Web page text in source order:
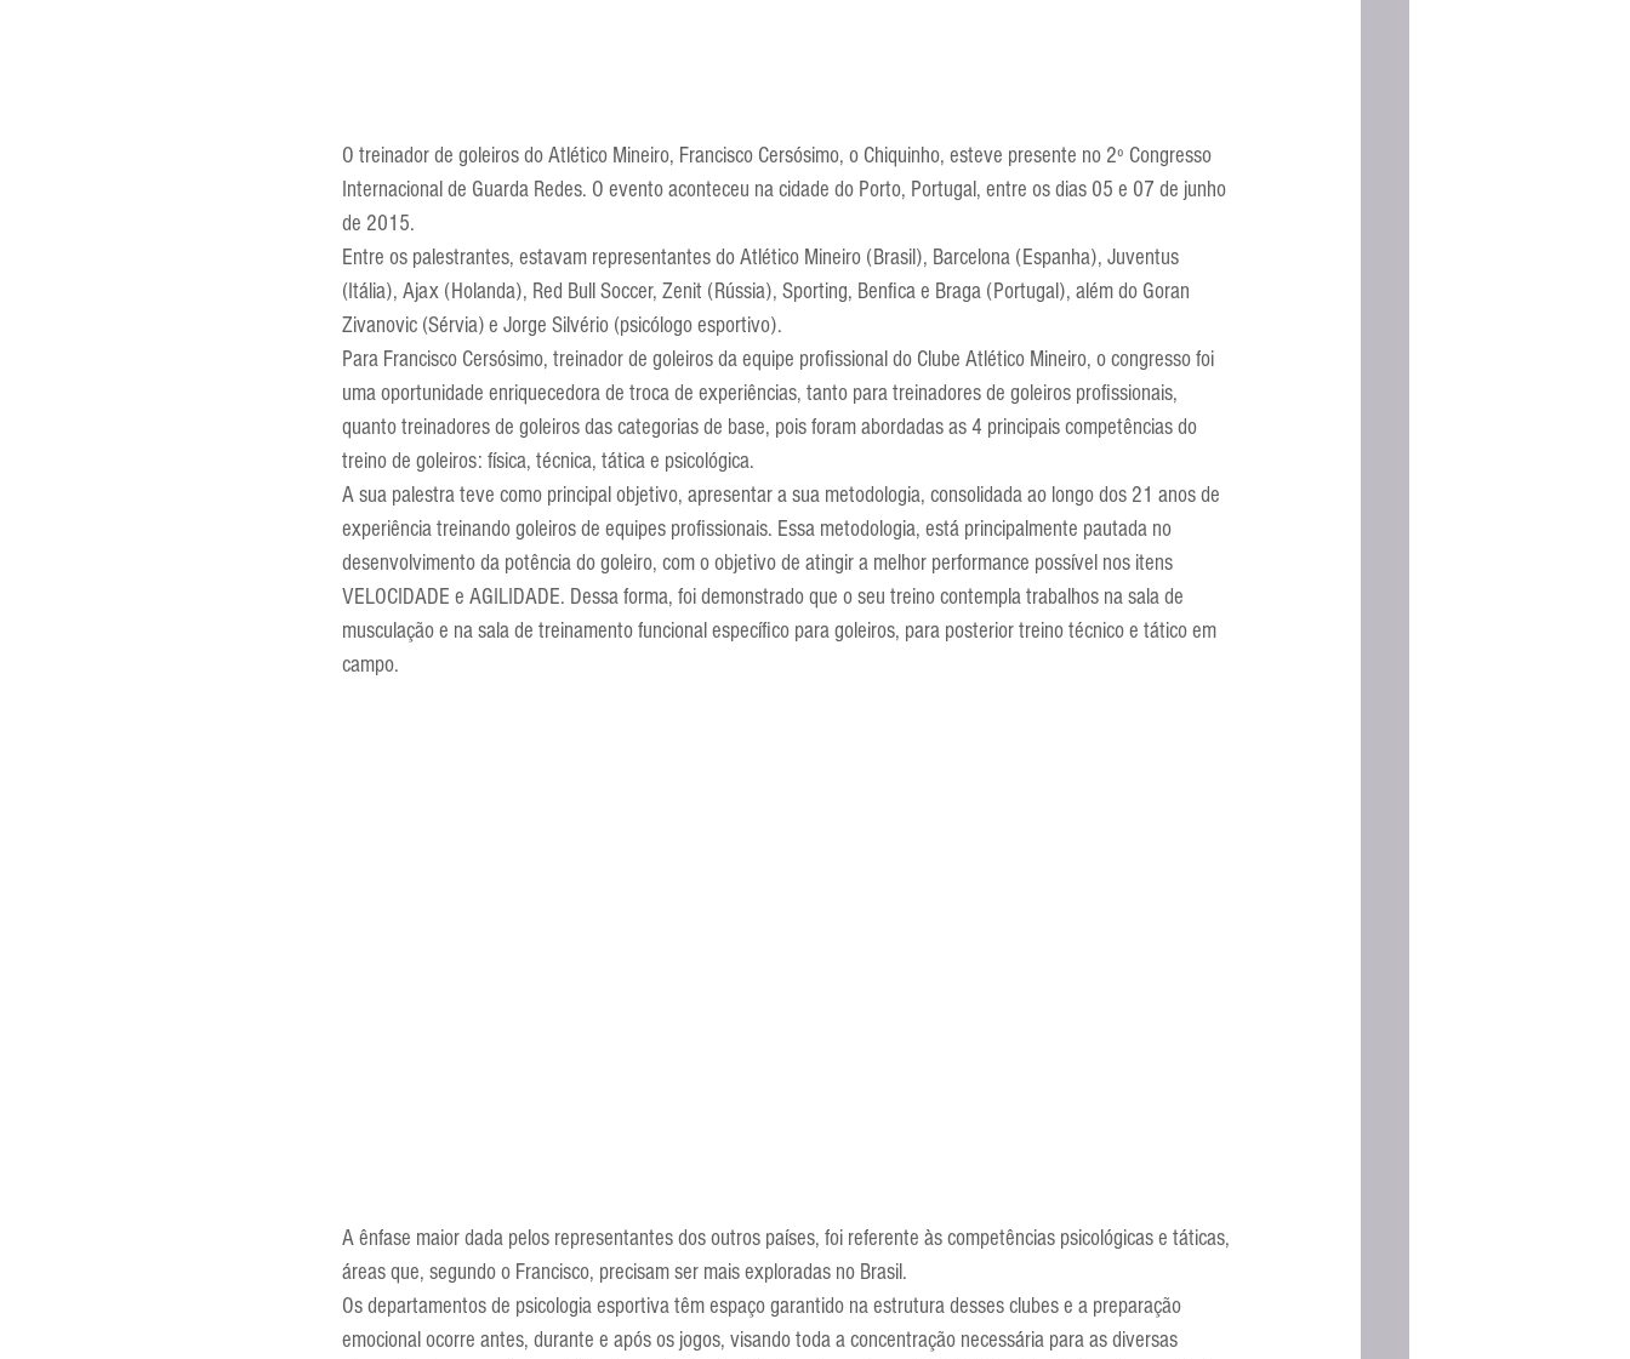
O treinador de goleiros do Atlético Mineiro, Francisco Cersósimo, o Chiquinho, esteve presente no 2º Congresso
Internacional de Guarda Redes. O evento aconteceu na cidade do Porto, Portugal, entre os dias 05 e 07 de junho
de 2015.
Entre os palestrantes, estavam representantes do Atlético Mineiro (Brasil), Barcelona (Espanha), Juventus
(Itália), Ajax (Holanda), Red Bull Soccer, Zenit (Rússia), Sporting, Benfica e Braga (Portugal), além do Goran
Zivanovic (Sérvia) e Jorge Silvério (psicólogo esportivo).
Para Francisco Cersósimo, treinador de goleiros da equipe profissional do Clube Atlético Mineiro, o congresso foi
uma oportunidade enriquecedora de troca de experiências, tanto para treinadores de goleiros profissionais,
quanto treinadores de goleiros das categorias de base, pois foram abordadas as 4 principais competências do
treino de goleiros: física, técnica, tática e psicológica.
A sua palestra teve como principal objetivo, apresentar a sua metodologia, consolidada ao longo dos 21 anos de
experiência treinando goleiros de equipes profissionais. Essa metodologia, está principalmente pautada no
desenvolvimento da potência do goleiro, com o objetivo de atingir a melhor performance possível nos itens
VELOCIDADE e AGILIDADE. Dessa forma, foi demonstrado que o seu treino contempla trabalhos na sala de
musculação e na sala de treinamento funcional específico para goleiros, para posterior treino técnico e tático em
campo.
A ênfase maior dada pelos representantes dos outros países, foi referente às competências psicológicas e táticas,
áreas que, segundo o Francisco, precisam ser mais exploradas no Brasil.
Os departamentos de psicologia esportiva têm espaço garantido na estrutura desses clubes e a preparação
emocional ocorre antes, durante e após os jogos, visando toda a concentração necessária para as diversas